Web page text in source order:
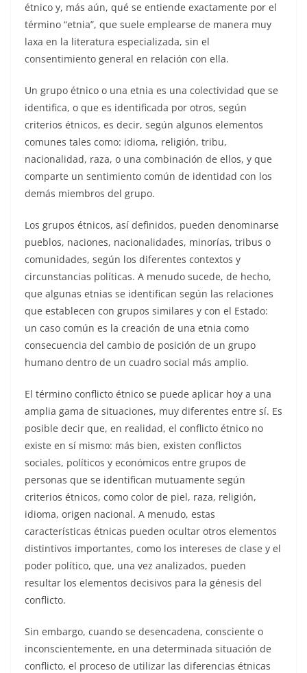
étnico y, más aún, qué se entiende exactamente por el
término “etnia”, que suele emplearse de manera muy
laxa en la literatura especializada, sin el
consentimiento general en relación con ella.
Un grupo étnico o una etnia es una colectividad que se
identifica, o que es identificada por otros, según
criterios étnicos, es decir, según algunos elementos
comunes tales como: idioma, religión, tribu,
nacionalidad, raza, o una combinación de ellos, y que
comparte un sentimiento común de identidad con los
demás miembros del grupo.
Los grupos étnicos, así definidos, pueden denominarse
pueblos, naciones, nacionalidades, minorías, tribus o
comunidades, según los diferentes contextos y
circunstancias políticas. A menudo sucede, de hecho,
que algunas etnias se identifican según las relaciones
que establecen con grupos similares y con el Estado:
un caso común es la creación de una etnia como
consecuencia del cambio de posición de un grupo
humano dentro de un cuadro social más amplio.
El término conflicto étnico se puede aplicar hoy a una
amplia gama de situaciones, muy diferentes entre sí. Es
posible decir que, en realidad, el conflicto étnico no
existe en sí mismo: más bien, existen conflictos
sociales, políticos y económicos entre grupos de
personas que se identifican mutuamente según
criterios étnicos, como color de piel, raza, religión,
idioma, origen nacional. A menudo, estas
características étnicas pueden ocultar otros elementos
distintivos importantes, como los intereses de clase y el
poder político, que, una vez analizados, pueden
resultar los elementos decisivos para la génesis del
conflicto.
Sin embargo, cuando se desencadena, consciente o
inconscientemente, en una determinada situación de
conflicto, el proceso de utilizar las diferencias étnicas